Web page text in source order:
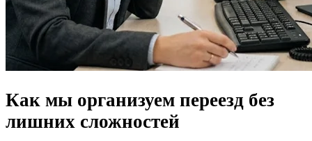
Как мы организуем переезд без
лишних сложностей